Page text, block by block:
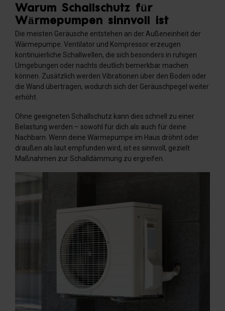
Warum Schallschutz für
Wärmepumpen sinnvoll ist
Die meisten Geräusche entstehen an der Außeneinheit der
Wärmepumpe. Ventilator und Kompressor erzeugen
kontinuierliche Schallwellen, die sich besonders in ruhigen
Umgebungen oder nachts deutlich bemerkbar machen
können. Zusätzlich werden Vibrationen über den Boden oder
die Wand übertragen, wodurch sich der Geräuschpegel weiter
erhöht.
Ohne geeigneten Schallschutz kann dies schnell zu einer
Belastung werden – sowohl für dich als auch für deine
Nachbarn. Wenn deine Wärmepumpe im Haus dröhnt oder
draußen als laut empfunden wird, ist es sinnvoll, gezielt
Maßnahmen zur Schalldämmung zu ergreifen.